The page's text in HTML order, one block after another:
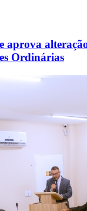
aprova
Ordinárias